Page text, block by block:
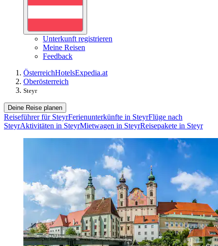
Unterkunft registrieren
Meine Reisen
Feedback
ÖsterreichHotelsExpedia.at
Oberösterreich
Steyr
Deine Reise planen
Reiseführer für SteyrFerienunterkünfte in SteyrFlüge nach
SteyrAktivitäten in SteyrMietwagen in SteyrReisepakete in Steyr